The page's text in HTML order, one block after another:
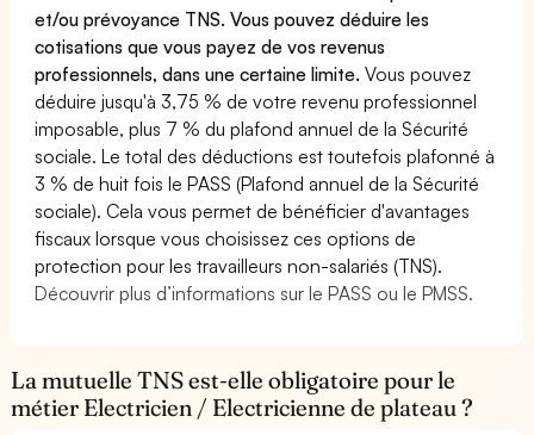
et/ou prévoyance TNS. Vous pouvez déduire les
cotisations que vous payez de vos revenus
professionnels, dans une certaine limite.Vous pouvez
déduire jusqu'à 3,75 % de votre revenu professionnel
imposable, plus 7 % du plafond annuel de la Sécurité
sociale. Le total des déductions est toutefois plafonné à
3 % de huit fois le PASS (Plafond annuel de la Sécurité
sociale). Cela vous permet de bénéficier d'avantages
fiscaux lorsque vous choisissez ces options de
protection pour les travailleurs non-salariés (TNS).
Découvrir plus d’informations sur le PASS ou le PMSS.
La mutuelle TNS est-elle obligatoire pour le
métier Electricien / Electricienne de plateau ?